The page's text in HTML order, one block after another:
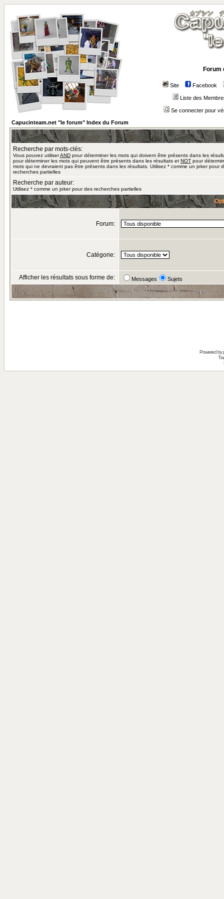
Forum
Site Facebook
Liste des
Se connecter pour
Capucinteam.net "le forum" Index du Forum
Recherche par mots-clés:
Vous pouvez utiliserAND pour déterminer les mots qui doivent être présents dans les
pour déterminer les mots qui peuvent être présents dans les résultats et NOT pour
mots qui ne devraient pas être présents dans les résultats. Utilisez * comme un joker pour
recherches partielles
Recherche par auteur:
Utilisez * comme un joker pour des recherches partielles
Forum:
Catégorie:
Afficher les résultats sous forme de: Messages Sujets
Powered by